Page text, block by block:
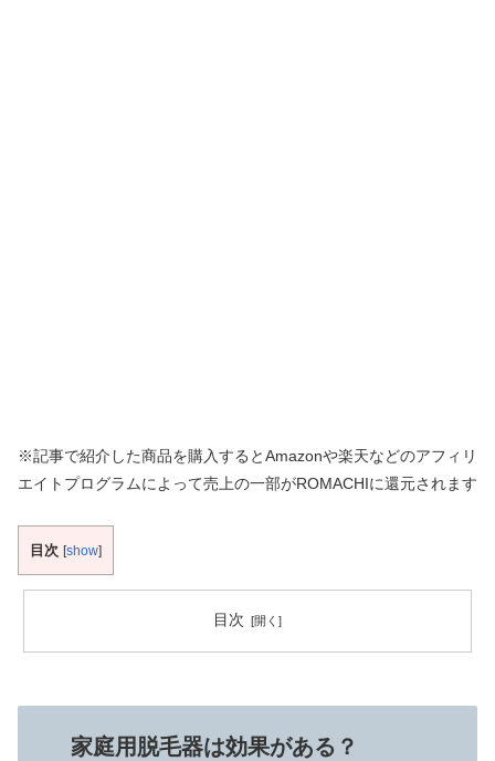
※記事で紹介した商品を購入するとAmazonや楽天などのアフィリ
エイトプログラムによって売上の一部がROMACHIに還元されます
目次 [show]
目次
家庭用脱毛器は効果がある？